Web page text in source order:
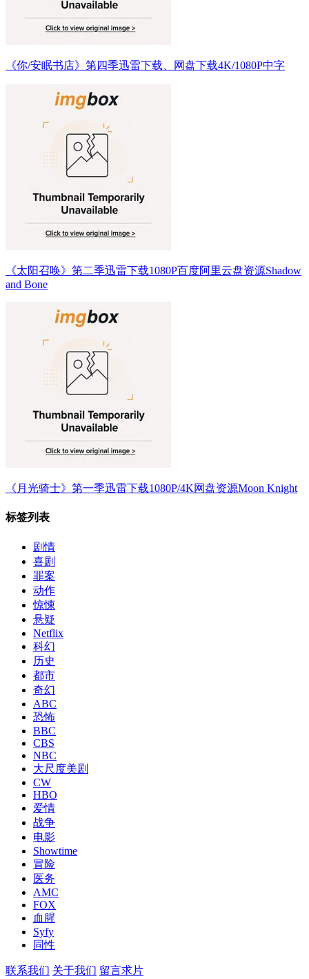
《你/安眠书店》第四季迅雷下载、网盘下载4K/1080P中字
《太阳召唤》第二季迅雷下载1080P百度阿里云盘资源Shadow
and Bone
《月光骑士》第一季迅雷下载1080P/4K网盘资源Moon Knight
标签列表
剧情
喜剧
罪案
动作
惊悚
悬疑
Netflix
科幻
历史
都市
奇幻
ABC
恐怖
BBC
CBS
NBC
大尺度美剧
CW
HBO
爱情
战争
电影
Showtime
冒险
医务
AMC
FOX
血腥
Syfy
同性
联系我们 关于我们 留言求片